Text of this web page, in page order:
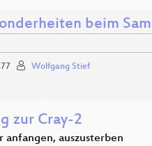
beim
Wolfgang Stief
zur Cray-2
anfangen, auszusterben